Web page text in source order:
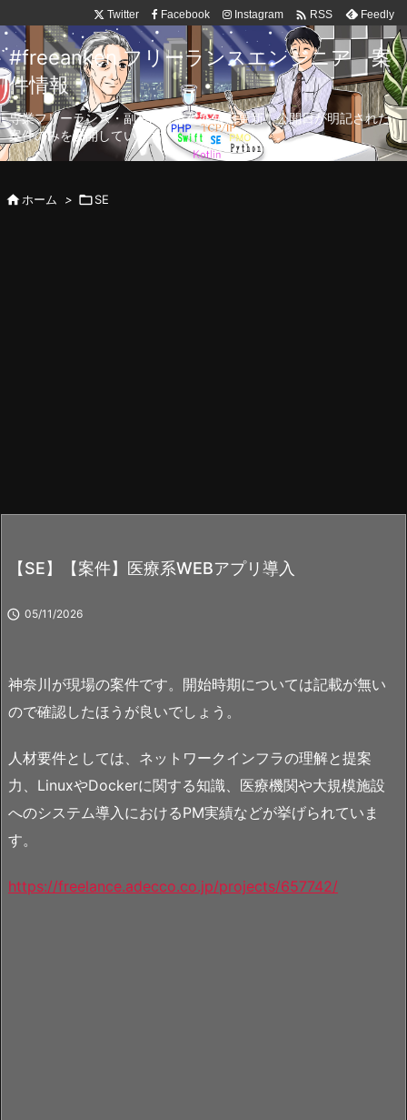
Twitter Facebook Instagram  RSS Feedly
#freeanken フリーランスエンジニア 案
件情報
専業フリーランス・副業向け案件を毎日更新！公開日が明記された
案件のみを公開しています。
ホーム > SE
【SE】【案件】医療系WEBアプリ導入
 05/11/2026
神奈川が現場の案件です。開始時期については記載が無い
ので確認したほうが良いでしょう。
人材要件としては、ネットワークインフラの理解と提案
力、LinuxやDockerに関する知識、医療機関や大規模施設
へのシステム導入におけるPM実績などが挙げられていま
す。
https://freelance.adecco.co.jp/projects/657742/